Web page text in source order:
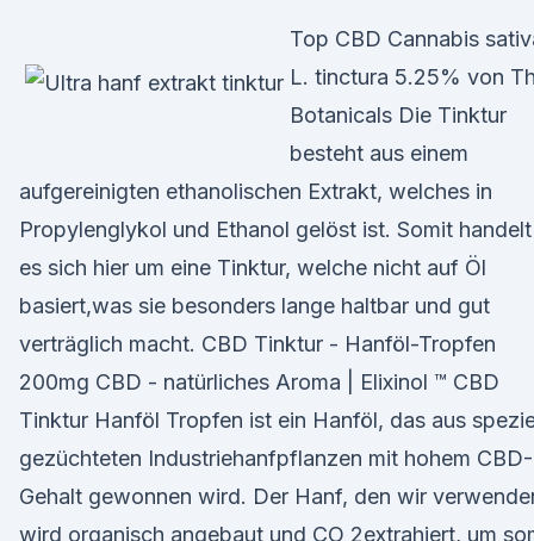
Top CBD Cannabis
L. tinctura 5.25% von
Botanicals Die Tinktur
besteht aus einem
aufgereinigten ethanolischen Extrakt, welches in
Propylenglykol und Ethanol gelöst ist. Somit handelt
es sich hier um eine Tinktur, welche nicht auf Öl
basiert,was sie besonders lange haltbar und gut
verträglich macht. CBD Tinktur - Hanföl-Tropfen
200mg CBD - natürliches Aroma | Elixinol ™ CBD
Tinktur Hanföl Tropfen ist ein Hanföl, das aus
gezüchteten Industriehanfpflanzen mit hohem CBD-
Gehalt gewonnen wird. Der Hanf, den wir
wird organisch angebaut und CO 2extrahiert, um